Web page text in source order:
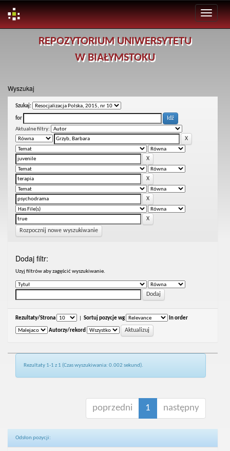
REPOZYTORIUM UNIWERSYTETU
W BIAŁYMSTOKU
Wyszukaj
Szukaj:
for
Aktualne filtry:
Rozpocznij nowe wyszukiwanie
Dodaj filtr:
Uzyj filtrów aby zagęścić wyszukiwanie.
Rezultaty/Strona Sortuj pozycje wg In order
Autorzy/rekord
Rezultaty 1-1 z 1 (Czas wyszukiwania: 0.002 sekund).
poprzedni 1 następny
Odsłon pozycji: